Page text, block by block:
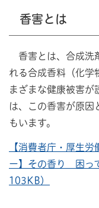
香害とは
香害とは、合成洗
れる合成香料（化学
まざまな健康被害が
は、この香害が原因
もいます。
【消費者庁・厚生
ー】その香り 困っ
103KB）